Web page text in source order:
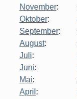
November:
Oktober:
September:
August:
Juli:
Juni:
Mai:
April :